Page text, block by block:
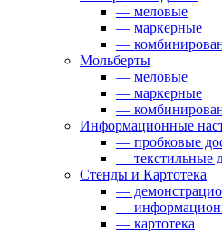
— меловые
— маркерные
—
Мольберты
— меловые
— маркерные
—
Информационные
— пробковые
— текстильные
Стенды и Картотека
—
—
— картотека